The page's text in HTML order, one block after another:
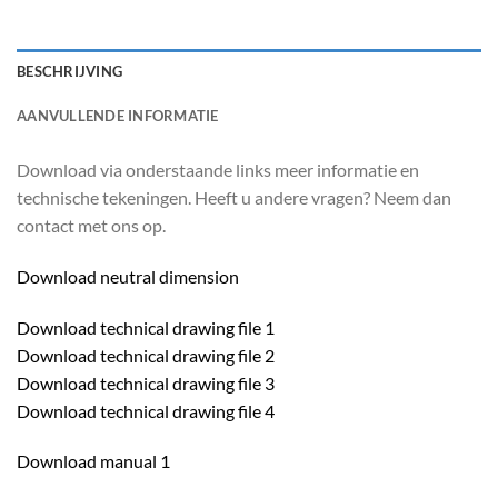
BESCHRIJVING
AANVULLENDE INFORMATIE
Download via onderstaande links meer informatie en
technische tekeningen. Heeft u andere vragen? Neem dan
contact met ons op.
Download neutral dimension
Download technical drawing file 1
Download technical drawing file 2
Download technical drawing file 3
Download technical drawing file 4
Download manual 1